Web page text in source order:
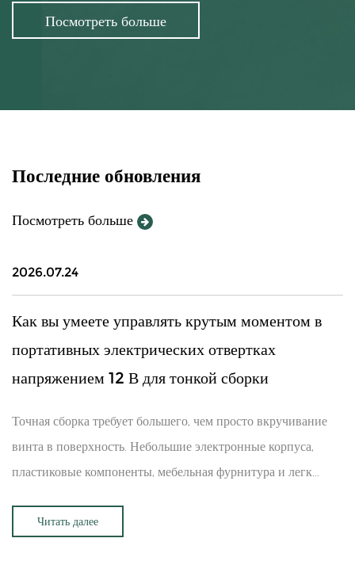
Посмотреть больше
Последние обновления
Посмотреть больше
2026.07.24
Как вы умеете управлять крутым моментом в
портативных электрических отвертках
напряжением 12 В для тонкой сборки
Точная сборка требует большего, чем просто вкручивание
винта в поверхность. Небольшие электронные корпуса,
пластиковые компоненты, мебельная фурнитура и легк...
Читать далее